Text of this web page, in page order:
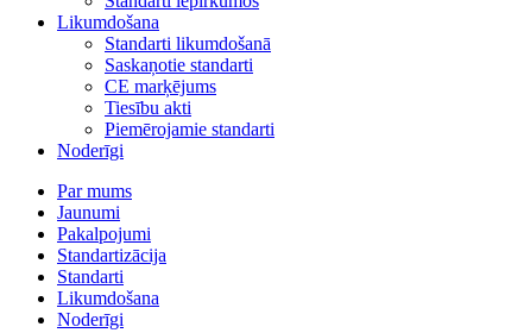
Likumdošana
Standarti likumdošanā
Saskaņotie standarti
CE marķējums
Tiesību akti
Piemērojamie standarti
Noderīgi
Par mums
Jaunumi
Pakalpojumi
Standartizācija
Standarti
Likumdošana
Noderīgi